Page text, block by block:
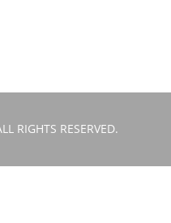
RIGHTS RESERVED.